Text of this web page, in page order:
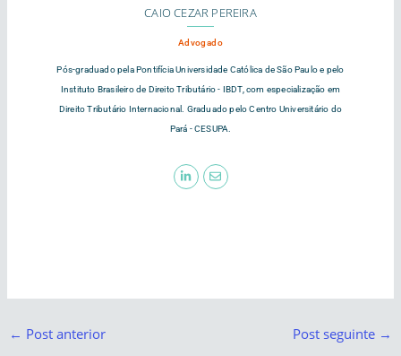
CAIO CEZAR PEREIRA
Advogado
Pós-graduado pela Pontifícia Universidade Católica de São Paulo e pelo
Instituto Brasileiro de Direito Tributário - IBDT, com especialização em
Direito Tributário Internacional. Graduado pelo Centro Universitário do
Pará - CESUPA.
← Post anterior Post seguinte →